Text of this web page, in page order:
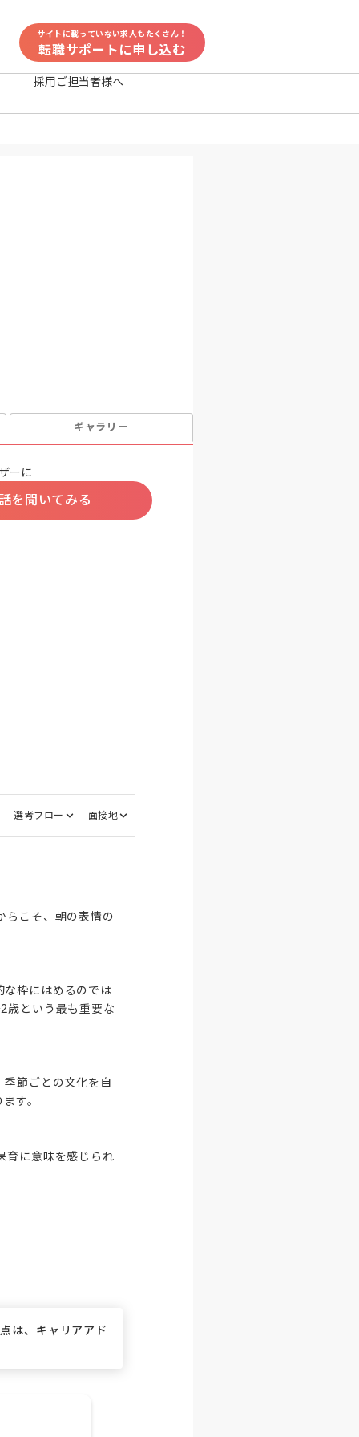
サイトに載っていない求人もたくさん！
転職サポートに申し込む
採用ご担当者様へ
ギャラリー
ーに
を聞いてみる
選考フロー 面接地
らこそ、朝の表情の
な枠にはめるのでは
歳という最も重要な
節ごとの文化を自
す。
育に意味を感じられ
は、キャリアアド